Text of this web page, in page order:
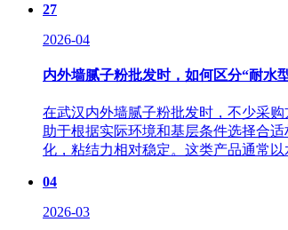
27
2026-04
内外墙腻子粉批发时，如何区分“耐水
在武汉内外墙腻子粉批发时，不少采
助于根据实际环境和基层条件选择合
化，粘结力相对稳定。这类产品通常
04
2026-03